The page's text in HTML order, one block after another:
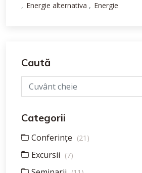
Energie alternativa
Energie
Caută
Categorii
Conferințe (21)
Excursii (7)